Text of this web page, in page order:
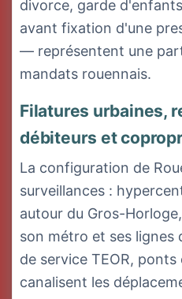
divorce, garde
avant fixation d'une
— représentent une
mandats rouennais.
Filatures urbaines,
débiteurs et
La configuration de
surveillances :
autour du Gros-
son métro et ses lignes
de service TEOR,
canalisent les